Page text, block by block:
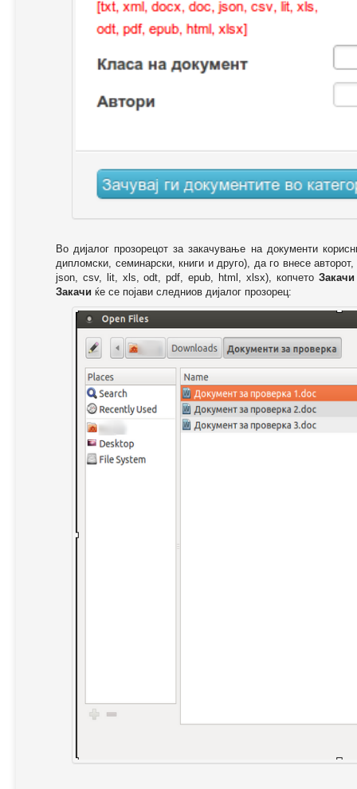
Во дијалог прозорецот за закачување на документи
дипломски, семинарски, книги и друго), да го внесе
json, csv, lit, xls, odt, pdf, epub, html, xlsx), копчето Закачи
Закачи ќе се појави следниов дијалог прозорец: